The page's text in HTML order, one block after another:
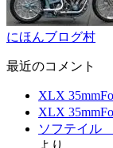
にほんブログ村
最近のコメント
XLX
XLX
ソフテイ